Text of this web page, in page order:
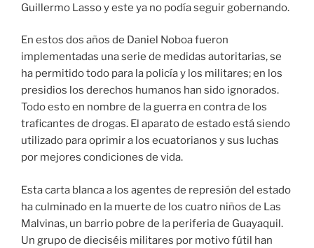
Guillermo Lasso y este ya no podía seguir gobernando.
En estos dos años de Daniel Noboa fueron
implementadas una serie de medidas autoritarias, se
ha permitido todo para la policía y los militares; en los
presidios los derechos humanos han sido ignorados.
Todo esto en nombre de la guerra en contra de los
traficantes de drogas. El aparato de estado está siendo
utilizado para oprimir a los ecuatorianos y sus luchas
por mejores condiciones de vida.
Esta carta blanca a los agentes de represión del estado
ha culminado en la muerte de los cuatro niños de Las
Malvinas, un barrio pobre de la periferia de Guayaquil.
Un grupo de dieciséis militares por motivo fútil han